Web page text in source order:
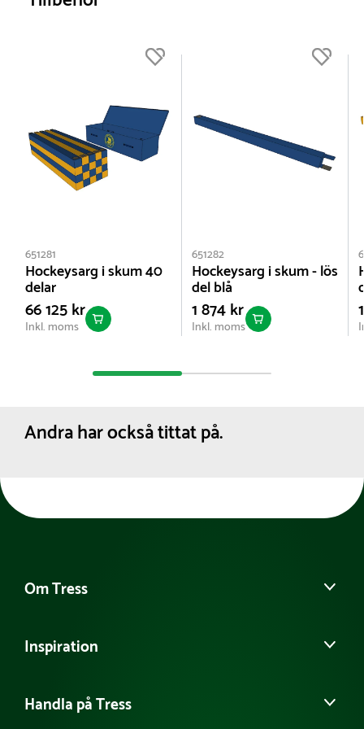
väskor till en komplett hockeysarg i skum. Väskan
651281
Hockeysarg i skum 40
delar
66 125 kr
Inkl. moms
651282
Hockeysarg i skum - lös
del blå
1 874 kr
Inkl. moms
Andra har också tittat på.
Om Tress
Det här är Tress
Tillgänglighetsredogörelse
Inspiration
Samarbeten
Handla på Tress